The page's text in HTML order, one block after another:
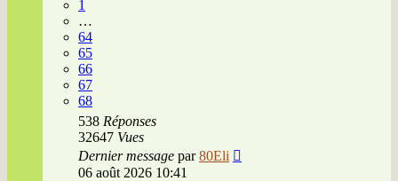
1
…
64
65
66
67
68
538 Réponses
32647 Vues
Dernier message par80Eli
06 août 2026 10:41